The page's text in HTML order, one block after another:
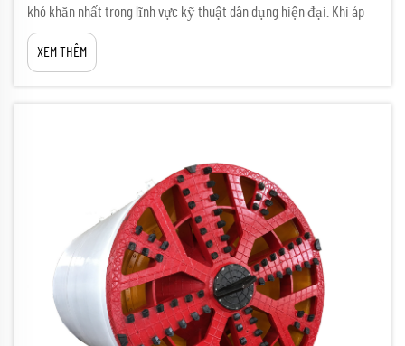
khó khăn nhất trong lĩnh vực kỹ thuật dân dụng hiện đại. Khi áp
dụng các phương pháp đào hở truyền thống, ứng suất cơ học tác
động lên các mối nối ống trong quá trình lấp đất, đầm nén và ổn
định đất…
XEM THÊM